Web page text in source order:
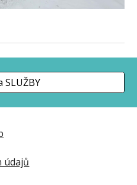
SLUŽBY
údajů